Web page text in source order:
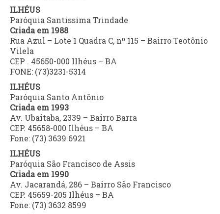
ILHÉUS
Paróquia Santissima Trindade
Criada em 1988
Rua Azul – Lote 1 Quadra C, nº 115 – Bairro Teotônio
Vilela
CEP . 45650-000 Ilhéus – BA
FONE: (73)3231-5314
ILHÉUS
Paróquia Santo Antônio
Criada em 1993
Av. Ubaitaba, 2339 – Bairro Barra
CEP. 45658-000 Ilhéus – BA
Fone: (73) 3639 6921
ILHÉUS
Paróquia São Francisco de Assis
Criada em 1990
Av. Jacarandá, 286 – Bairro São Francisco
CEP. 45659-205 Ilhéus – BA
Fone: (73) 3632 8599